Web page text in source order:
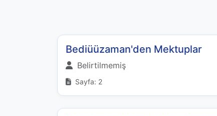
Bediüüzaman'den Mektuplar
Belirtilmemiş
Sayfa: 2